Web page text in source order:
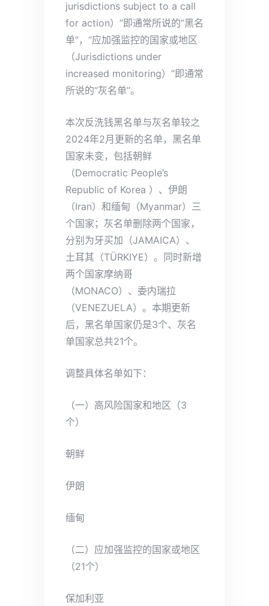
jurisdictions subject to a call
for action）”即通常所说的“黑名
单”，“应加强监控的国家或地区
（Jurisdictions under
increased monitoring）”即通常
所说的“灰名单”。
本次反洗钱黑名单与灰名单较之
2024年2月更新的名单，黑名单
国家未变，包括朝鲜
（Democratic People’s
Republic of Korea ）、伊朗
（Iran）和缅甸（Myanmar）三
个国家；灰名单删除两个国家，
分别为牙买加（JAMAICA）、
土耳其（TÜRKIYE）。同时新增
两个国家摩纳哥
（MONACO）、委内瑞拉
（VENEZUELA）。本期更新
后，黑名单国家仍是3个、灰名
单国家总共21个。
调整具体名单如下：
（一）高风险国家和地区（3
个）
朝鲜
伊朗
缅甸
（二）应加强监控的国家或地区
（21个）
保加利亚